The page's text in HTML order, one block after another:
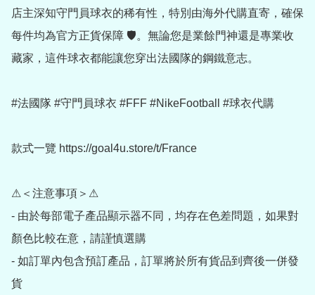
店主深知守門員球衣的稀有性，特別由海外代購直寄，確保
每件均為官方正貨保障 🛡️。無論您是業餘門神還是專業收
藏家，這件球衣都能讓您穿出法國隊的鋼鐵意志。
#法國隊 #守門員球衣 #FFF #NikeFootball #球衣代購
款式一覽 https://goal4u.store/t/France
⚠＜注意事項＞⚠
- 由於每部電子產品顯示器不同，均存在色差問題，如果對
顏色比較在意，請謹慎選購
- 如訂單內包含預訂產品，訂單將於所有貨品到齊後一併發
貨